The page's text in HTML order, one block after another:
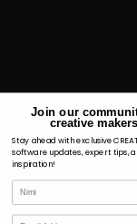
Join our
creative
Stay ahead with exclusive
software updates, expert tips,
inspiration!
Nimi
Sähköposti